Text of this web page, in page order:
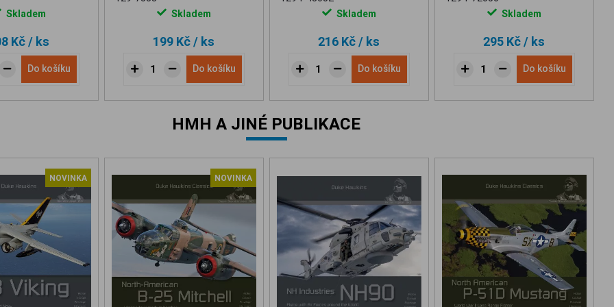
Skladem
Kč/ ks
Do košíku
Skladem
199 Kč/ ks
Do košíku
Skladem
216 Kč/ ks
Do košíku
Skladem
295 Kč/ ks
Do košíku
HMH A JINÉ PUBLIKACE
NOVINKA NOVINKA